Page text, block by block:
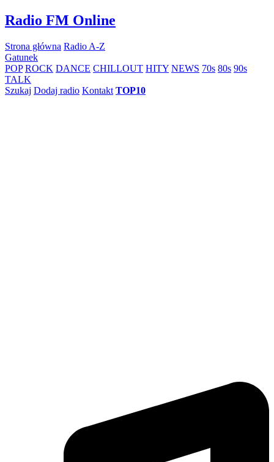
Skip
to
Radio FM Online
Strona główna Radio A-Z
Gatunek
POP ROCK DANCE CHILLOUT HITY NEWS 70s 80s 90s
TALK
Szukaj Dodaj radio Kontakt TOP10